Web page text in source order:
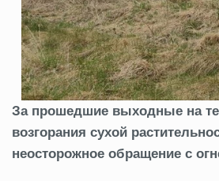
За прошедшие выходные на
возгорания сухой
неосторожное обращение с